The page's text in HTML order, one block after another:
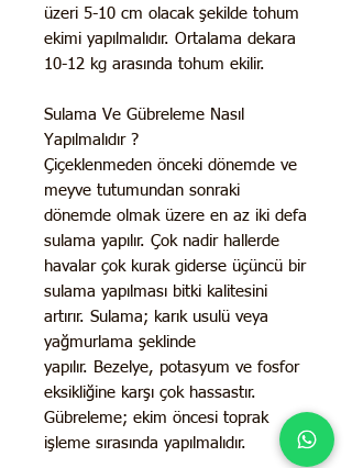
üzeri 5-10 cm olacak şekilde tohum
ekimi yapılmalıdır. Ortalama dekara
10-12 kg arasında tohum ekilir.
Sulama Ve Gübreleme Nasıl
Yapılmalıdır ?
Çiçeklenmeden önceki dönemde ve
meyve tutumundan sonraki
dönemde olmak üzere en az iki defa
sulama yapılır. Çok nadir hallerde
havalar çok kurak giderse üçüncü bir
sulama yapılması bitki kalitesini
artırır. Sulama; karık usulü veya
yağmurlama şeklinde
yapılır. Bezelye, potasyum ve fosfor
eksikliğine karşı çok hassastır.
Gübreleme; ekim öncesi toprak
işleme sırasında yapılmalıdır.